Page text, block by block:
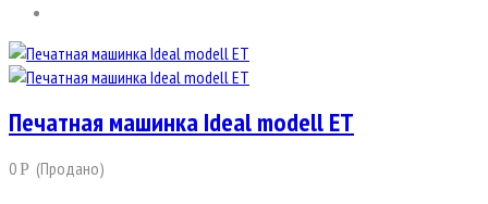
Печатная машинка Ideal modell ET
0Р (Продано)